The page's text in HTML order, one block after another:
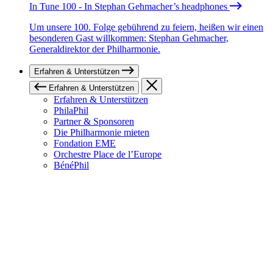
In Tune 100 - In Stephan Gehmacher’s headphones
Um unsere 100. Folge gebührend zu feiern, heißen wir einen
besonderen Gast willkommen: Stephan Gehmacher,
Generaldirektor der Philharmonie.
Erfahren & Unterstützen
Erfahren & Unterstützen
Erfahren & Unterstützen
PhilaPhil
Partner & Sponsoren
Die Philharmonie mieten
Fondation EME
Orchestre Place de l’Europe
BénéPhil